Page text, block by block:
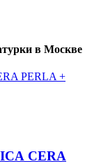
в Москве
CERA